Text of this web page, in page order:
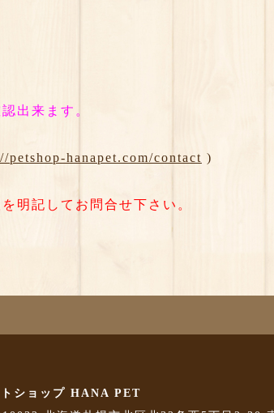
出来ます。
petshop-hanapet.com/contact )
明記してお問合せ下さい。
ショップ HANA PET